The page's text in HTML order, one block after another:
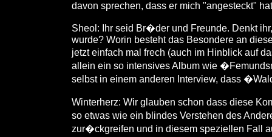
davon sprechen, dass er mich "angesteckt"
Sheol: Ihr seid Br�der und Freunde. Denkt
wurde? Worin besteht das Besondere an
jetzt einfach mal frech (auch im Hinblick auf
allein ein so intensives Album wie
selbst in einem anderen Interview, dass
Winterherz: Wir glauben schon dass diese
so etwas wie ein blindes Verstehen des
zur�ckgreifen und in diesem speziellen Fall